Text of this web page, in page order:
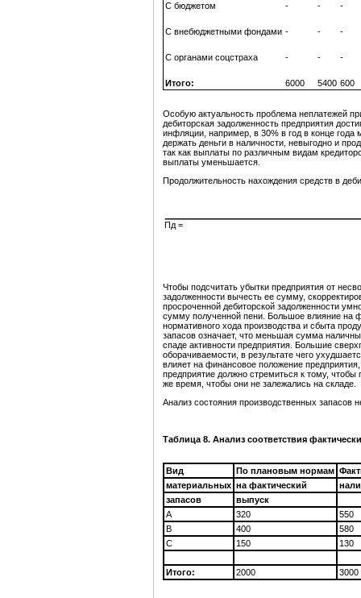
С бюджетом - - -
С внебюджетными фондами - - -
С органами соцстраха - - -
Итого: 6000 5400 600
Особую актуальность проблема неплатежей
дебиторская задолженность предприятия
инфляции, например, в 30% в год в конце года
держать деньги в наличности, невыгодно и
так как выплаты по различным видам
выплаты уменьшается.
Продолжительность нахождения средств в
Пд =
Чтобы подсчитать убытки предприятия от
задолженности вычесть ее сумму,
просроченной дебиторской задолженности
сумму полученной пени. Большое влияние на
нормативного хода производства и сбыта
запасов означает, что меньшая сумма
спаде активности предприятия. Большие
оборачиваемости, в результате чего
влияет на финансовое положение
предприятие должно стремиться к тому,
же время, чтобы они не залежались на складе.
Анализ состояния производственных запасов
Таблица 8. Анализ соответствия
Вид По плановым нормам
материальных на фактический
запасов
выпуск
А
320
550
В
400
580
С
150 130
Итого: 2000 3000